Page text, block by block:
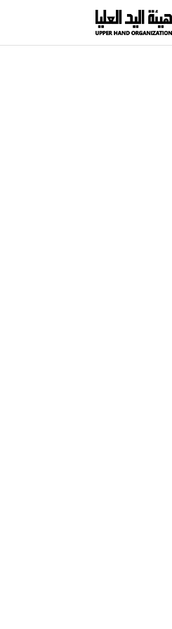
انتقل
إلى
المحتوى